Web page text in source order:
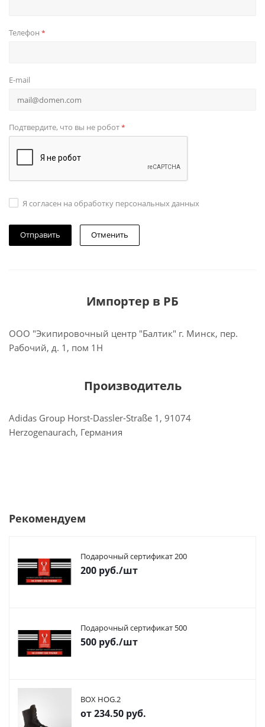
Телефон *
E-mail
Подтвердите, что вы не робот*
Я согласен на обработку персональных данных
Отменить
Импортер в РБ
ООО "Экипировочный центр "Балтик" г. Минск, пер.
Рабочий, д. 1, пом 1Н
Производитель
Adidas Group Horst-Dassler-Straße 1, 91074
Herzogenaurach, Германия
Рекомендуем
Подарочный сертификат 200
200 руб./шт
Подарочный сертификат 500
500 руб./шт
BOX HOG.2
от234.50 руб.